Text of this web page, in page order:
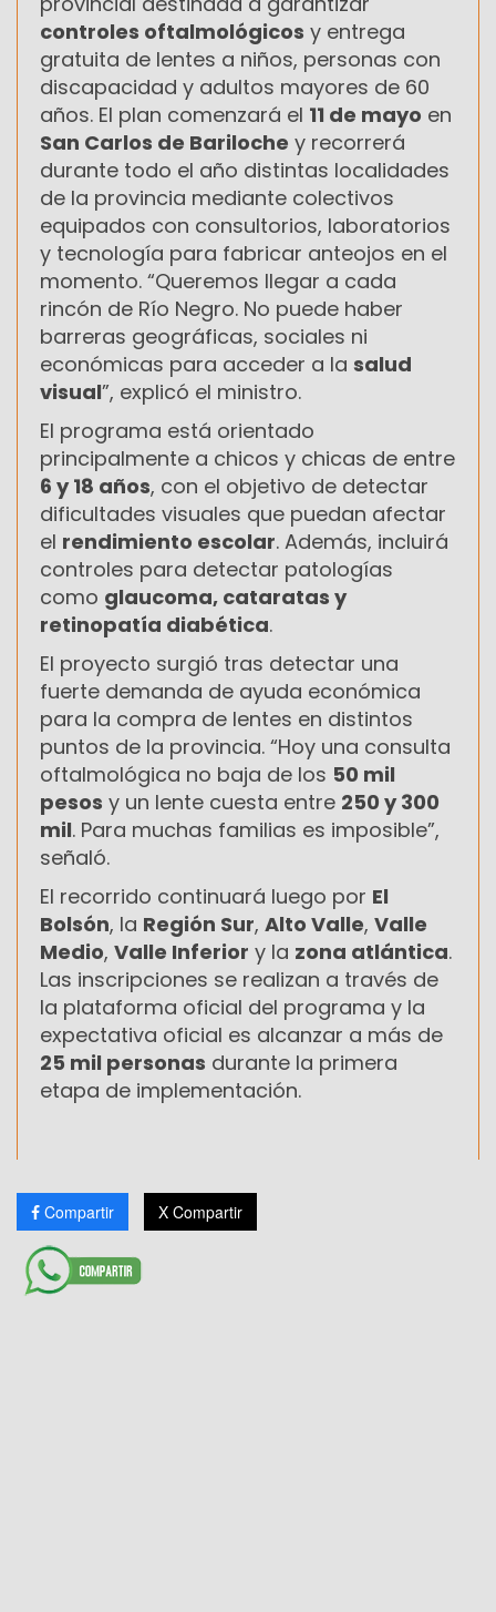
controles oftalmológicos y entrega
gratuita de lentes a niños, personas con
discapacidad y adultos mayores de 60
años. El plan comenzará el 11 de mayo en
San Carlos de Bariloche y recorrerá
durante todo el año distintas localidades
de la provincia mediante colectivos
equipados con consultorios, laboratorios
y tecnología para fabricar anteojos en el
momento. “Queremos llegar a cada
rincón de Río Negro. No puede haber
barreras geográficas, sociales ni
económicas para acceder a la salud
visual”, explicó el ministro.
El programa está orientado
principalmente a chicos y chicas de entre
6 y 18 años, con el objetivo de detectar
dificultades visuales que puedan afectar
el rendimiento escolar. Además, incluirá
controles para detectar patologías
como glaucoma, cataratas y
retinopatía diabética.
El proyecto surgió tras detectar una
fuerte demanda de ayuda económica
para la compra de lentes en distintos
puntos de la provincia. “Hoy una consulta
oftalmológica no baja de los 50 mil
pesos y un lente cuesta entre 250 y 300
mil. Para muchas familias es imposible”,
señaló.
El recorrido continuará luego por El
Bolsón, la Región Sur, Alto Valle, Valle
Medio, Valle Inferior y la zona atlántica.
Las inscripciones se realizan a través de
la plataforma oficial del programa y la
expectativa oficial es alcanzar a más de
25 mil personas durante la primera
etapa de implementación.
Compartir X Compartir